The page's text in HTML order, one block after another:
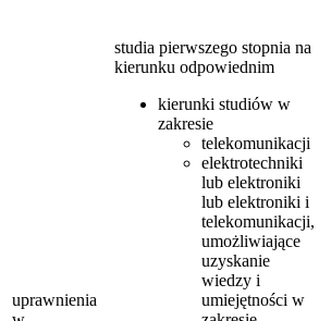
uprawnienia
studia pierwszego stopnia na
kierunku odpowiednim
kierunki studiów w
zakresie
telekomunikacji
elektrotechniki
lub elektroniki
lub elektroniki i
telekomunikacji,
umożliwiające
uzyskanie
wiedzy i
umiejętności w